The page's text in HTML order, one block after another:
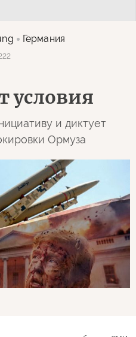
Германия
условия
и диктует
Ормуза